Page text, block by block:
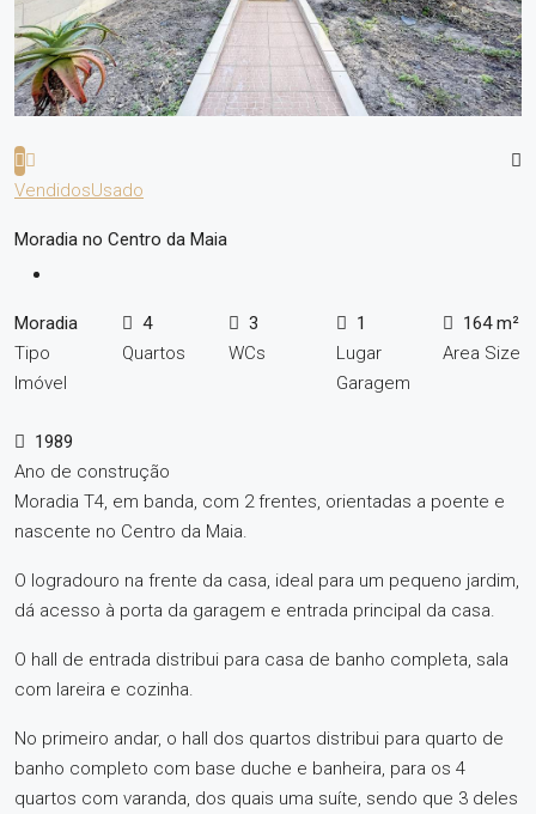
VendidosUsado
Moradia no Centro da Maia
Moradia
Tipo
Imóvel
4
Quartos
3
WCs
1
Lugar
Garagem
164 m²
Area Size
1989
Ano de construção
Moradia T4, em banda, com 2 frentes, orientadas a poente e
nascente no Centro da Maia.
O logradouro na frente da casa, ideal para um pequeno jardim,
dá acesso à porta da garagem e entrada principal da casa.
O hall de entrada distribui para casa de banho completa, sala
com lareira e cozinha.
No primeiro andar, o hall dos quartos distribui para quarto de
banho completo com base duche e banheira, para os 4
quartos com varanda, dos quais uma suíte, sendo que 3 deles